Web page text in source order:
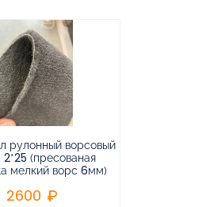
рулонный ворсовый
2*25 (пресованая
мелкий ворс 6мм)
2600